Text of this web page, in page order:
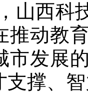
山西科
推动教
市发展
支撑、